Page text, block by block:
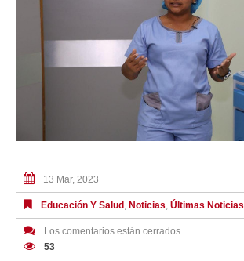
13 Mar, 2023
Educación Y Salud , Noticias, Últimas Noticias
Los comentarios están cerrados.
53